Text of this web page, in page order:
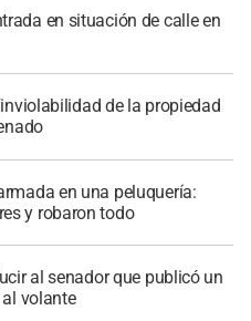
en situación de calle en
de la propiedad
en una peluquería:
y robaron todo
al senador que publicó un
volante